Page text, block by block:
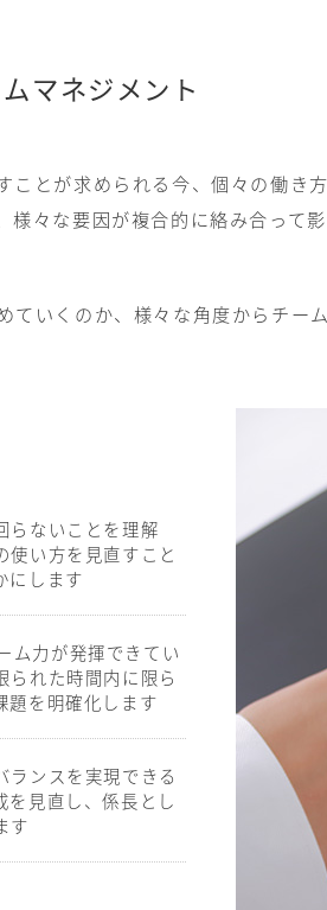
マネジメント
ことが求められる今、個々の働き
々な要因が複合的に絡み合って
ていくのか、様々な角度からチ
らないことを理解
使い方を見直すこと
にします
ム力が発揮できてい
られた時間内に限ら
題を明確化します
ランスを実現できる
を見直し、係長とし
す